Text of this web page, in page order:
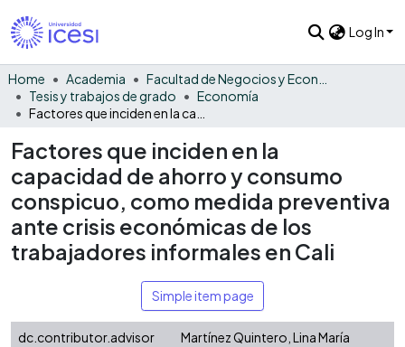
Log In
Home Academia
Tesis y trabajos de grado
Economía
Factores que inciden en la
capacidad de ahorro y consumo
conspicuo, como medida preventiva
ante crisis económicas de los
trabajadores informales en Cali
Simple item page
dc.contributor.advisor
Martínez Quintero, Lina María